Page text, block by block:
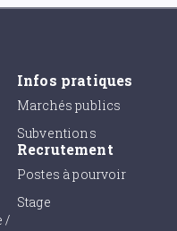
/
Infos pratiques
Marchés publics
Subventions
Recrutement
Postes à pourvoir
Stage